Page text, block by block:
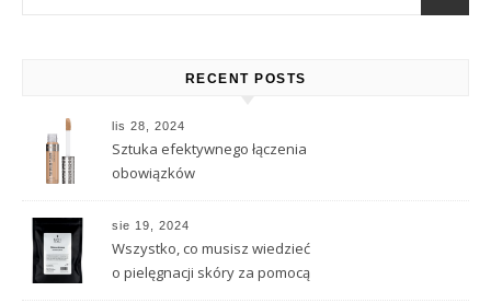
RECENT POSTS
lis 28, 2024
Sztuka efektywnego łączenia
obowiązków
sie 19, 2024
Wszystko, co musisz wiedzieć
o pielęgnacji skóry za pomocą